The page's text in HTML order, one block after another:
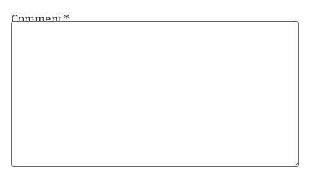
Comment*